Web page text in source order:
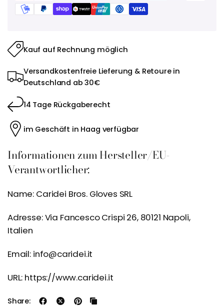
Kauf auf Rechnung möglich
Versandkostenfreie Lieferung & Retoure in
Deutschland ab 30€
14 Tage Rückgaberecht
im Geschäft in Haag verfügbar
Informationen zum Hersteller/EU-
Verantwortlicher:
Name: Caridei Bros. Gloves SRL
Adresse: Via Fancesco Crispi 26, 80121 Napoli,
Italien
Email: info@caridei.it
URL: https://www.caridei.it
Share: